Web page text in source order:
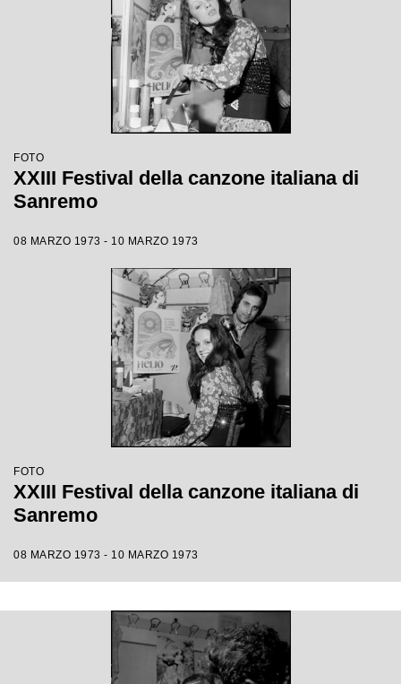
FOTO
XXIII Festival della canzone italiana di
Sanremo
08 MARZO 1973 - 10 MARZO 1973
FOTO
XXIII Festival della canzone italiana di
Sanremo
08 MARZO 1973 - 10 MARZO 1973